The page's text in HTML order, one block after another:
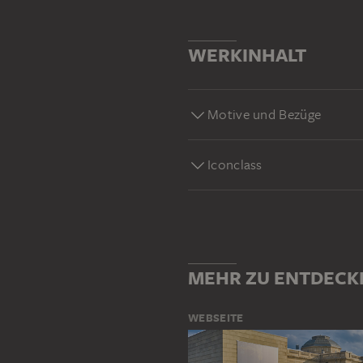
WERKINHALT
Motive und Bezüge
Iconclass
MEHR ZU
WEBSEITE